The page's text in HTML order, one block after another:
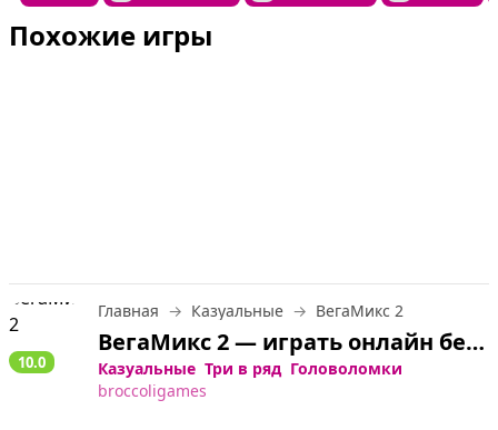
Похожие игры
10.0
Главная Казуальные ВегаМикс 2
ВегаМикс 2 — играть онлайн бесплатно
Казуальные Три в ряд Головоломки
broccoligames